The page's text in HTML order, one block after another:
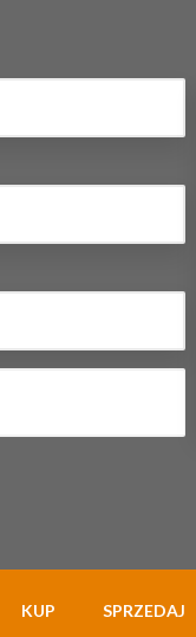
KUP SPRZEDAJ